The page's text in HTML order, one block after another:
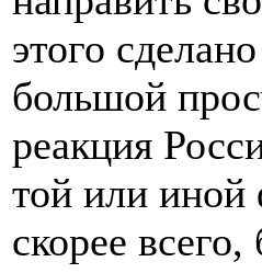
этого
большой
реакция
той или
скорее